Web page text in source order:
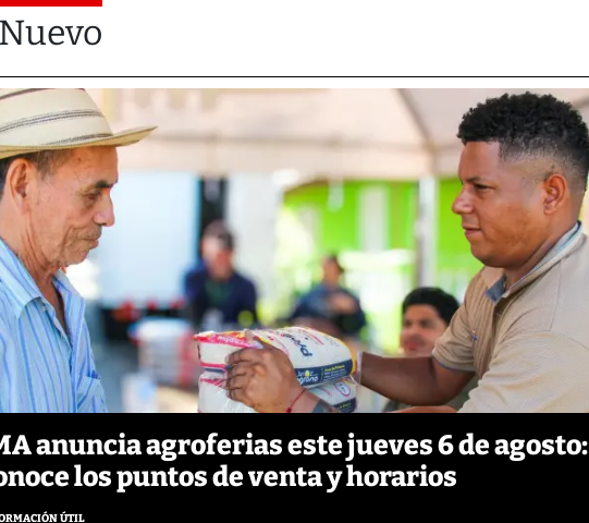
anuncia agroferias este jueves 6 de agosto:
los puntos de venta y horarios
ÚTIL